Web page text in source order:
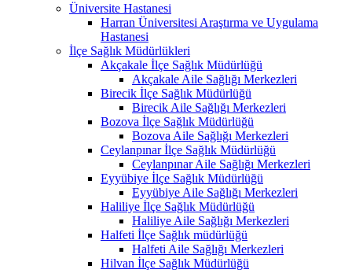
Üniversite Hastanesi
Harran Üniversitesi Araştırma ve Uygulama
Hastanesi
İlçe Sağlık Müdürlükleri
Akçakale İlçe Sağlık Müdürlüğü
Akçakale Aile Sağlığı Merkezleri
Birecik İlçe Sağlık Müdürlüğü
Birecik Aile Sağlığı Merkezleri
Bozova İlçe Sağlık Müdürlüğü
Bozova Aile Sağlığı Merkezleri
Ceylanpınar İlçe Sağlık Müdürlüğü
Ceylanpınar Aile Sağlığı Merkezleri
Eyyübiye İlçe Sağlık Müdürlüğü
Eyyübiye Aile Sağlığı Merkezleri
Haliliye İlçe Sağlık Müdürlüğü
Haliliye Aile Sağlığı Merkezleri
Halfeti İlçe Sağlık müdürlüğü
Halfeti Aile Sağlığı Merkezleri
Hilvan İlçe Sağlık Müdürlüğü